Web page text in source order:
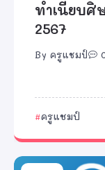
ทำเนียบศิ
2559
By ครูแชมป์
ครูแชมป์